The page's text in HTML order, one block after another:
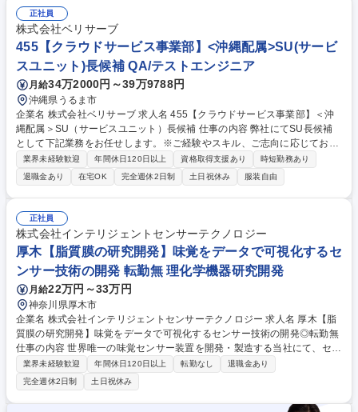
広徳301） ※現地開催のみになります。 ・内容：１）会社概要(CEO小田)
２）技術紹介(CTO和田) ３）資金調達およびSO(CSO東後) ４）社員トー
クセッション ５）お寿司やドリンクを囲みながらの懇親会！ 募集職種
【2026/8/25(火) 18:45～ オープンオフィスイベント】第8回寿司ナイト
正社員
株式会社ベリサーブ
455【クラウドサービス事業部】<沖縄配属>SU(サービ
スユニット)長候補 QA/テストエンジニア
月給34万2000円～39万9788円
沖縄県うるま市
企業名 株式会社ベリサーブ 求人名 455【クラウドサービス事業部】＜沖
縄配属＞SU（サービスユニット）長候補 仕事の内容 弊社にてSU長候補
として下記業務をお任せします。※ご経験やスキル、ご志向に応じてお任
せする業務範囲や配属ポジションを決定。【業務内容】■一部案件におけ
る脆弱性診断および、結果に基づく改善提案 ■テストチームマネジメン
ト・立ち上げ（新規・既存問わず）■顧客の課題/要望ヒアリング、および
最適なQAアプローチの提案・折衝・合意形成■PJ進捗・課題・品質・コス
ト・要員管理/現場人材育成・教育■チーム/メンバーの業務分担、体制編
成・稼働計画■テスト戦略、テスト計画の策定。それに伴うプロセスおよ
び現場オペレーション改善■顧客業務の改善提案、AI・自動化等の新技術
導入プロジェクトの推進 募集職種 455【クラウドサービス事業部】＜沖縄
配属＞SU（サービスユニット）長候補
業界未経験歓迎 年間休日120日以上 資格取得支援あり
時短勤務あり
退職金あり
在宅OK 完全週休2日制 土日祝休み 服装自由
正社員
株式会社インテリジェントセンサーテクノロジー
厚木【脂質膜の研究開発】味覚をデータで可視化するセ
ンサー技術の開発 転勤無 理化学機器研究開発
月給22万円～33万円
神奈川県厚木市
企業名 株式会社インテリジェントセンサーテクノロジー 求人名 厚木【脂
質膜の研究開発】味覚をデータで可視化するセンサー技術の開発◎転勤無
仕事の内容 世界唯一の味覚センサー装置を開発・製造する当社にて、セン
サーの心臓部である「人口脂質膜」の研究開発をお任せします。脂質膜は
人間の舌のように基本味や後味を感知し、数値化・見える化するために使
用します。 【詳細】味覚センサー脂質膜の研究開発スタッフとして新味覚
センサーの開発および既存センサーの性能改善/製品化をお任せします。
業界未経験歓迎 年間休日120日以上 転勤なし
退職金あり
完全週休2日制
土日祝休み